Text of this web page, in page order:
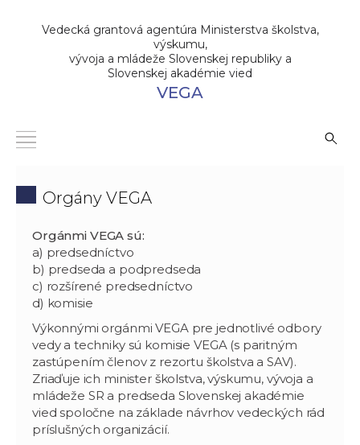
Vedecká grantová agentúra Ministerstva školstva,
výskumu,
vývoja a mládeže Slovenskej republiky a
Slovenskej akadémie vied
VEGA
Orgány VEGA
Orgánmi VEGA sú:
a) predsedníctvo
b) predseda a podpredseda
c) rozšírené predsedníctvo
d) komisie
Výkonnými orgánmi VEGA pre jednotlivé odbory
vedy a techniky sú komisie VEGA (s paritným
zastúpením členov z rezortu školstva a SAV).
Zriaďuje ich minister školstva, výskumu, vývoja a
mládeže SR a predseda Slovenskej akadémie
vied spoločne na základe návrhov vedeckých rád
príslušných organizácií.